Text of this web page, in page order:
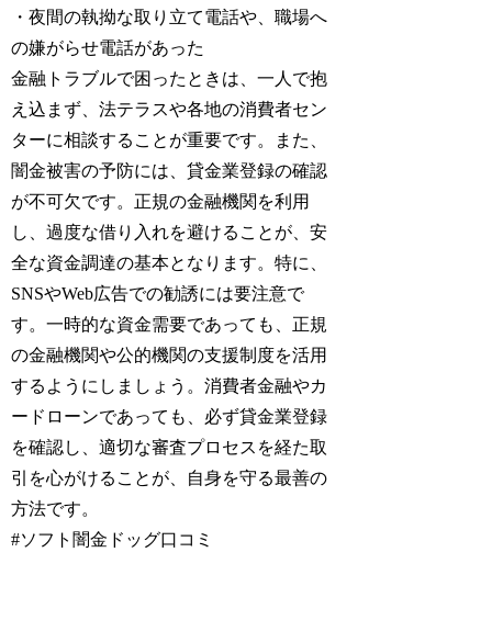
・夜間の執拗な取り立て電話や、職場へ
の嫌がらせ電話があった
金融トラブルで困ったときは、一人で抱
え込まず、法テラスや各地の消費者セン
ターに相談することが重要です。また、
闇金被害の予防には、貸金業登録の確認
が不可欠です。正規の金融機関を利用
し、過度な借り入れを避けることが、安
全な資金調達の基本となります。特に、
SNSやWeb広告での勧誘には要注意で
す。一時的な資金需要であっても、正規
の金融機関や公的機関の支援制度を活用
するようにしましょう。消費者金融やカ
ードローンであっても、必ず貸金業登録
を確認し、適切な審査プロセスを経た取
引を心がけることが、自身を守る最善の
方法です。
#ソフト闇金ドッグ口コミ